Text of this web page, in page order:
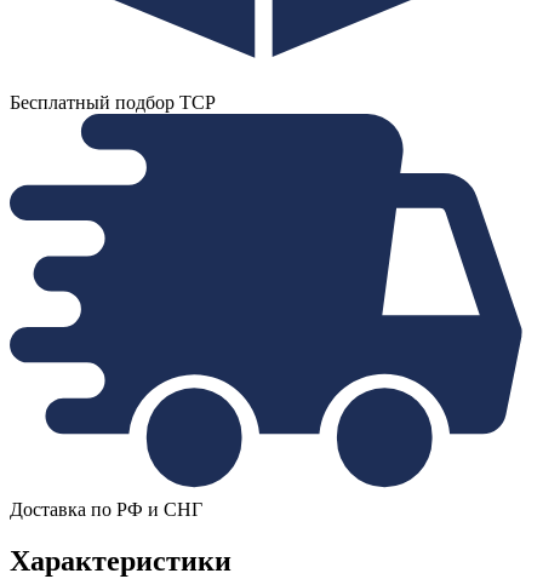
Бесплатный подбор ТСР
Доставка по РФ и СНГ
Характеристики